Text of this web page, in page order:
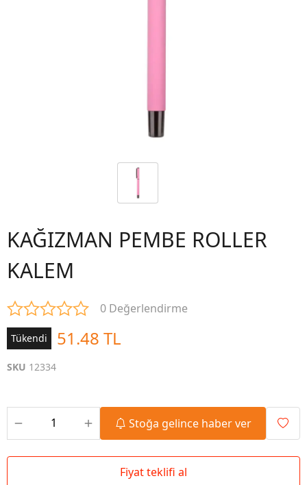
KAĞIZMAN PEMBE ROLLER
KALEM
0 Değerlendirme
Tükendi 51.48 TL
SKU 12334
Stoğa gelince haber ver
Fiyat teklifi al